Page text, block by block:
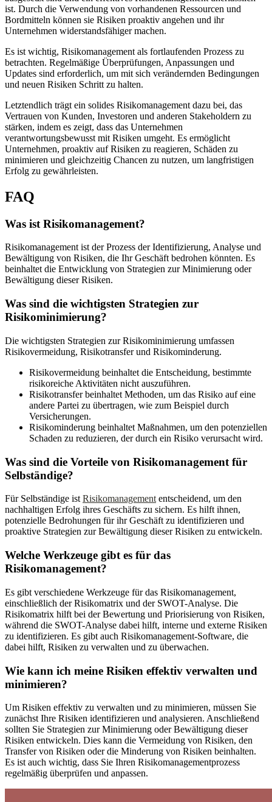
ist. Durch die Verwendung von vorhandenen Ressourcen und
Bordmitteln können sie Risiken proaktiv angehen und ihr
Unternehmen widerstandsfähiger machen.
Es ist wichtig, Risikomanagement als fortlaufenden Prozess zu
betrachten. Regelmäßige Überprüfungen, Anpassungen und
Updates sind erforderlich, um mit sich verändernden Bedingungen
und neuen Risiken Schritt zu halten.
Letztendlich trägt ein solides Risikomanagement dazu bei, das
Vertrauen von Kunden, Investoren und anderen Stakeholdern zu
stärken, indem es zeigt, dass das Unternehmen
verantwortungsbewusst mit Risiken umgeht. Es ermöglicht
Unternehmen, proaktiv auf Risiken zu reagieren, Schäden zu
minimieren und gleichzeitig Chancen zu nutzen, um langfristigen
Erfolg zu gewährleisten.
FAQ
Was ist Risikomanagement?
Risikomanagement ist der Prozess der Identifizierung, Analyse und
Bewältigung von Risiken, die Ihr Geschäft bedrohen könnten. Es
beinhaltet die Entwicklung von Strategien zur Minimierung oder
Bewältigung dieser Risiken.
Was sind die wichtigsten Strategien zur
Risikominimierung?
Die wichtigsten Strategien zur Risikominimierung umfassen
Risikovermeidung, Risikotransfer und Risikominderung.
Risikovermeidung beinhaltet die Entscheidung, bestimmte
risikoreiche Aktivitäten nicht auszuführen.
Risikotransfer beinhaltet Methoden, um das Risiko auf eine
andere Partei zu übertragen, wie zum Beispiel durch
Versicherungen.
Risikominderung beinhaltet Maßnahmen, um den potenziellen
Schaden zu reduzieren, der durch ein Risiko verursacht wird.
Was sind die Vorteile von Risikomanagement für
Selbständige?
Für Selbständige ist Risikomanagement entscheidend, um den
nachhaltigen Erfolg ihres Geschäfts zu sichern. Es hilft ihnen,
potenzielle Bedrohungen für ihr Geschäft zu identifizieren und
proaktive Strategien zur Bewältigung dieser Risiken zu entwickeln.
Welche Werkzeuge gibt es für das
Risikomanagement?
Es gibt verschiedene Werkzeuge für das Risikomanagement,
einschließlich der Risikomatrix und der SWOT-Analyse. Die
Risikomatrix hilft bei der Bewertung und Priorisierung von Risiken,
während die SWOT-Analyse dabei hilft, interne und externe Risiken
zu identifizieren. Es gibt auch Risikomanagement-Software, die
dabei hilft, Risiken zu verwalten und zu überwachen.
Wie kann ich meine Risiken effektiv verwalten und
minimieren?
Um Risiken effektiv zu verwalten und zu minimieren, müssen Sie
zunächst Ihre Risiken identifizieren und analysieren. Anschließend
sollten Sie Strategien zur Minimierung oder Bewältigung dieser
Risiken entwickeln. Dies kann die Vermeidung von Risiken, den
Transfer von Risiken oder die Minderung von Risiken beinhalten.
Es ist auch wichtig, dass Sie Ihren Risikomanagementprozess
regelmäßig überprüfen und anpassen.